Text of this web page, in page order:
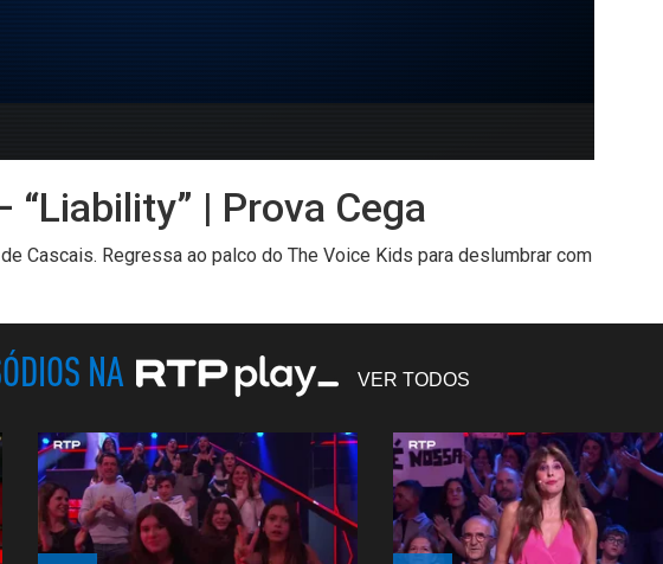
“Liability” | Prova Cega
Cascais. Regressa ao palco do The Voice Kids para deslumbrar com
NA VER TODOS